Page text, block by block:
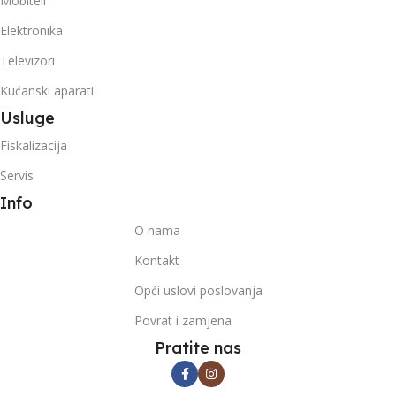
Elektronika
Televizori
Kućanski aparati
Usluge
Fiskalizacija
Servis
Info
O nama
Kontakt
Opći uslovi poslovanja
Povrat i zamjena
Pratite nas